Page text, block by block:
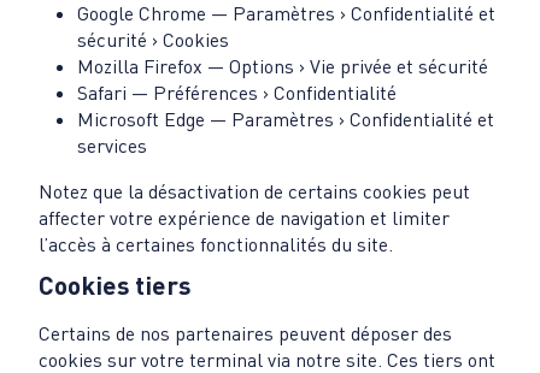
Google Chrome — Paramètres › Confidentialité et
sécurité › Cookies
Mozilla Firefox — Options › Vie privée et sécurité
Safari — Préférences › Confidentialité
Microsoft Edge — Paramètres › Confidentialité et
services
Notez que la désactivation de certains cookies peut
affecter votre expérience de navigation et limiter
l’accès à certaines fonctionnalités du site.
Cookies tiers
Certains de nos partenaires peuvent déposer des
cookies sur votre terminal via notre site. Ces tiers ont